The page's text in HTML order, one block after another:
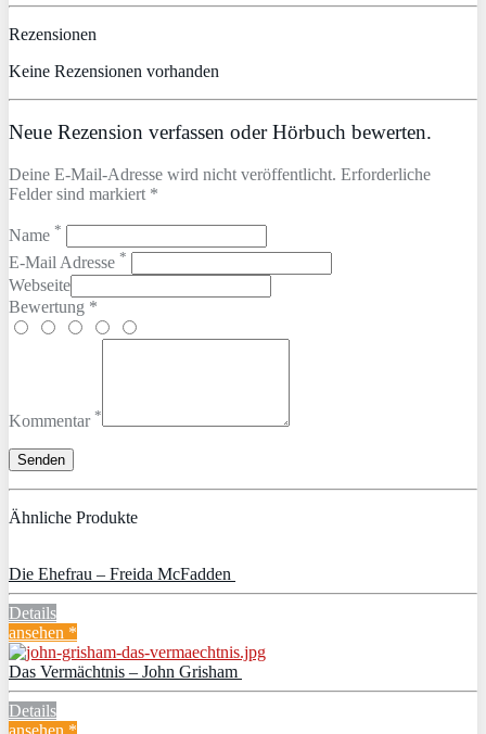
Rezensionen
Keine Rezensionen vorhanden
Neue Rezension verfassen oder Hörbuch bewerten.
Deine E-Mail-Adresse wird nicht veröffentlicht. Erforderliche
Felder sind markiert *
Name *
E-Mail Adresse *
Webseite
Bewertung *
Kommentar *
Ähnliche Produkte
Die Ehefrau – Freida McFadden
Details
ansehen *
Das Vermächtnis – John Grisham
Details
ansehen *